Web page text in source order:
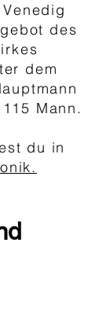
des
dem
Mann.
du in